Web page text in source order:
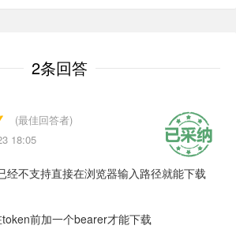
2条回答
(最佳回答者)
18:05
经不支持直接在浏览器输入路径就能下载
前加一个bearer才能下载